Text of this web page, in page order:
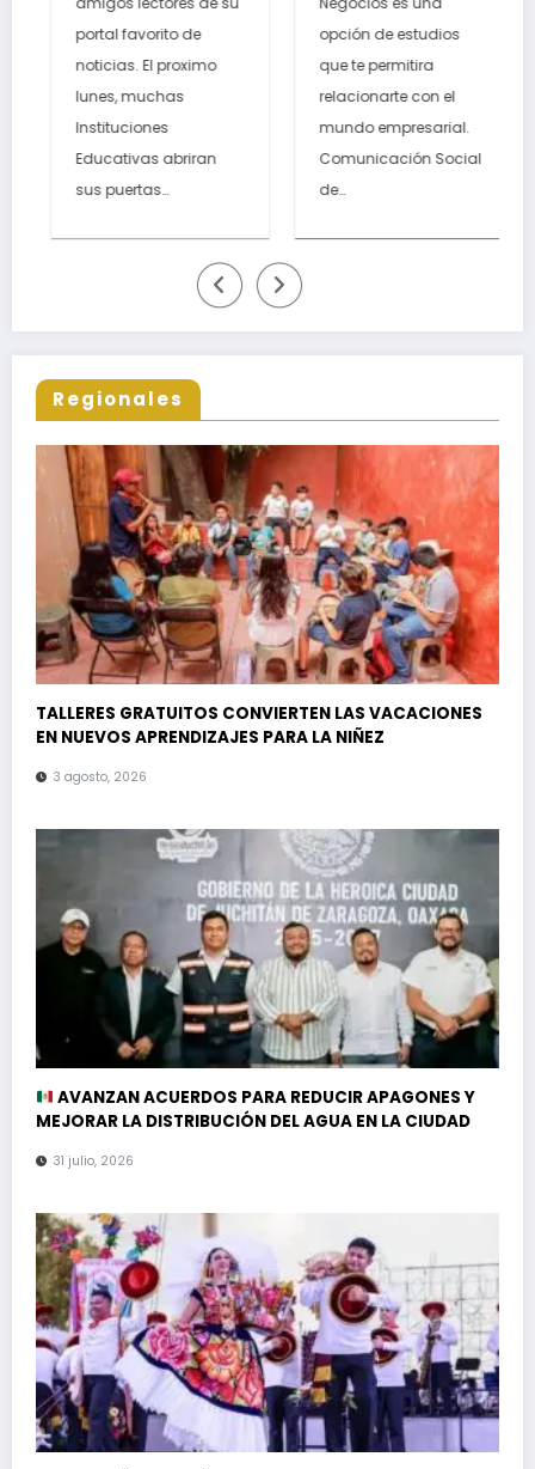
de
El proximo
abriran
Ixtepec y en la
Matriz Juchitán.
opción de estudios
que te permitira
relacionarte con el
mundo empresarial.
Comunicación Social
los
superior
Inteligencia
en el
e
sistemas
Regionales
TALLERES GRATUITOS CONVIERTEN LAS VACACIONES
EN NUEVOS APRENDIZAJES PARA LA NIÑEZ
3 agosto, 2026
AVANZAN ACUERDOS PARA REDUCIR APAGONES Y
MEJORAR LA DISTRIBUCIÓN DEL AGUA EN LA CIUDAD
31 julio, 2026